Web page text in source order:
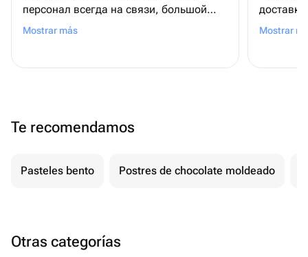
персонал всегда на связи, большой
выбор ассортимента. Классно, что есть
Mostrar más Mostrar
Te recomendamos
Pasteles bento Postres de chocolate moldeado
Otras categorías